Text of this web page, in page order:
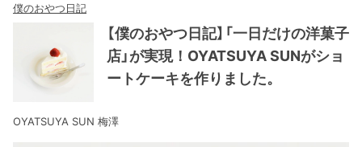
僕のおやつ日記
【僕のおやつ日記】「一日だけの洋菓子
店」が実現！OYATSUYA SUNがショ
ートケーキを作りました。
OYATSUYA SUN 梅澤